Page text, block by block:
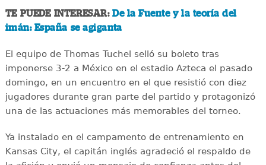
TE PUEDE INTERESAR:De la Fuente y la teoría del
imán: España se agiganta
El equipo de Thomas Tuchel selló su boleto tras
imponerse 3-2 a México en el estadio Azteca el pasado
domingo, en un encuentro en el que resistió con diez
jugadores durante gran parte del partido y protagonizó
una de las actuaciones más memorables del torneo.
Ya instalado en el campamento de entrenamiento en
Kansas City, el capitán inglés agradeció el respaldo de